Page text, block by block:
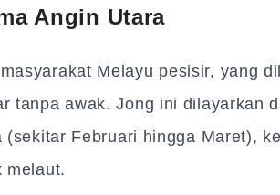
Angin Utara
Melayu pesisir, yang
tanpa awak. Jong ini dilayarkan
Februari hingga Maret),
melaut.